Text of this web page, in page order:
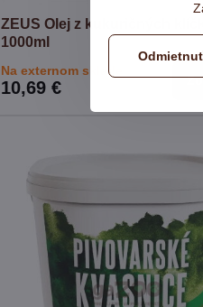
ZEUS Olej z kukuričných
1000ml
Na externom sklade
10,69 €